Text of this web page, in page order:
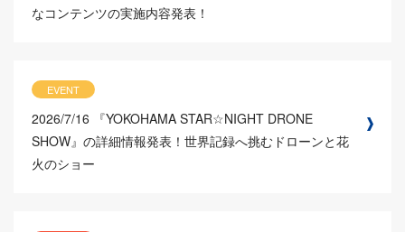
なコンテンツの実施内容発表！
EVENT
2026/7/16
『YOKOHAMA STAR☆NIGHT DRONE
SHOW』の詳細情報発表！世界記録へ挑むドローンと花
火のショー